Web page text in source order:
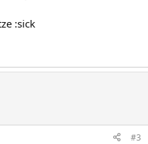
:sick
#3